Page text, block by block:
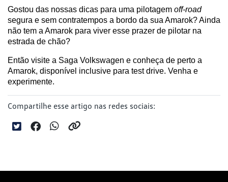
Gostou das nossas dicas para uma pilotagem off-road
segura e sem contratempos a bordo da sua Amarok? Ainda
não tem a Amarok para viver esse prazer de pilotar na
estrada de chão?
Então visite a Saga Volkswagen e conheça de perto a
Amarok, disponível inclusive para test drive. Venha e
experimente.
Compartilhe esse artigo nas redes sociais: